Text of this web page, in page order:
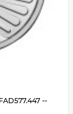
--